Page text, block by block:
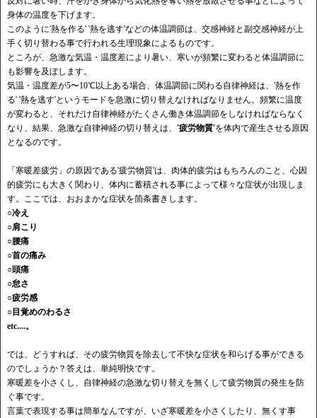
身体の温度を下げます。
このように'熱を作る' '熱を逃す'などの体温調節は、交感神経と副交感神経が上
手く切り替わる事で行われる生理現象によるものです。
ところが、急激な気温・温度差により暑い、寒いが頻繁に変わると体温調節に
も影響を及ぼします。
気温・温度差が5〜10℃以上ある場合、体温調節に関わる自律神経は、'熱を作
る' '熱を逃す'というモードを急激に切り替えなければなりません。頻繁に温度
が変わると、それだけ自律神経がたくさん働き体温調節をしなければならなく
なり、結果、急激な自律神経の切り替えは、 '疲労物質'を体内で産生させる原因
となるのです。
「寒暖差疲労」の原因である'疲労物質'は、肉体的疲労はもちろんのこと、心因
的疲労にも大きく関わり、体内に蓄積される事によって様々な症状が出現しま
す。ここでは、おおまかな症状を箇条書きします。
○冷え
○肩こり
○腰痛
○首の痛み
○頭痛
○怠さ
○疲労感
○目覚めのわるさ
etc....。
では、どうすれば、その疲労物質を除去して不快な症状を和らげる事ができる
のでしょうか？答えは、単純明快です。
寒暖差を小さくし、自律神経の急激な切り替えを無くして疲労物質の発生を防
ぐ事です。
言葉で表現する事は簡単なんですが、いざ寒暖差を小さくしたり、無くす事